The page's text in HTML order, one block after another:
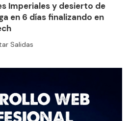
Imperiales y desierto de
en 6 días finalizando en
Salidas